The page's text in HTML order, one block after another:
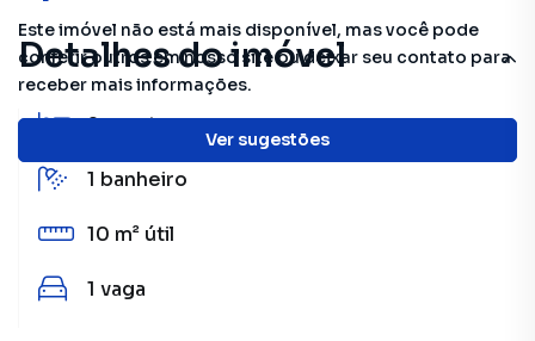
Este imóvel não está mais disponível, mas você pode
conferir outros em nosso site ou deixar seu contato para
receber mais informações.
Ver sugestões
Detalhes do imóvel
2quartos
1 banheiro
10 m² útil
1 vaga